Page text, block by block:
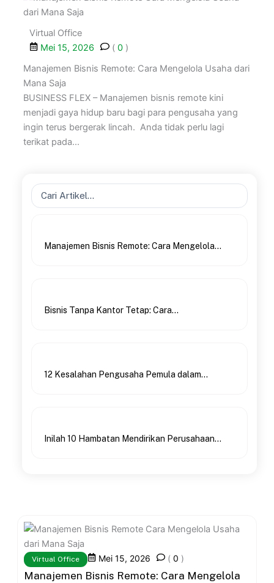
Virtual Office
Mei 15, 2026
( 0 )
Manajemen Bisnis Remote: Cara Mengelola Usaha dari
Mana Saja
BUSINESS FLEX – Manajemen bisnis remote kini
menjadi gaya hidup baru bagi para pengusaha yang
ingin terus bergerak lincah. Anda tidak perlu lagi
terikat pada...
Search
...
Manajemen Bisnis Remote: Cara Mengelola...
Bisnis Tanpa Kantor Tetap: Cara...
12 Kesalahan Pengusaha Pemula dalam...
Inilah 10 Hambatan Mendirikan Perusahaan...
Virtual Office Mei 15, 2026 ( 0 )
Manajemen Bisnis Remote: Cara Mengelola